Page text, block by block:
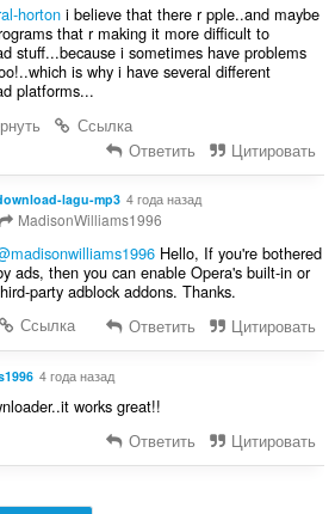
hortoni believe that there r pple..and maybe
that r making it more difficult to
stuff...because i sometimes have problems
is why i have several different
platforms...
Ссылка
Ответить
Цитировать
lagu-mp3 4 года назад
MadisonWilliams1996
Hello, If you're bothered
ads, then you can enable Opera's built-in or
party adblock addons. Thanks.
Ссылка
Ответить Цитировать
4 года назад
works great!!
Ответить Цитировать